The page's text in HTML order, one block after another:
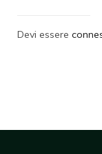
Devi essere